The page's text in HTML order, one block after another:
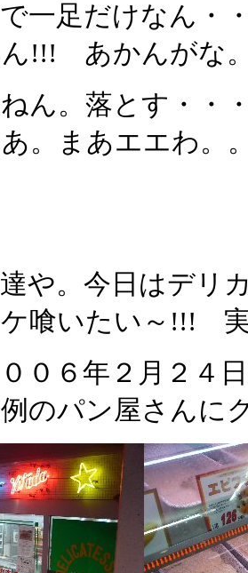
一足だけなん・
ん!!! あかんがな
ん。落とす・・
。まあエエわ。
や。今日はデリ
喰いたい～!!!
０６年２月２４
のパン屋さんに